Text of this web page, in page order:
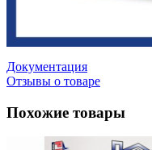
Документация
Отзывы о товаре
Похожие товары